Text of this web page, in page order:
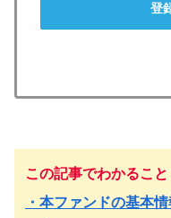
登
この記事でわかること
・本ファンドの基本情